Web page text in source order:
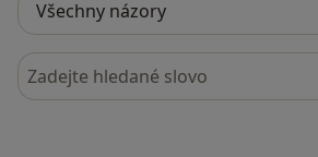
Hledejte v názorech